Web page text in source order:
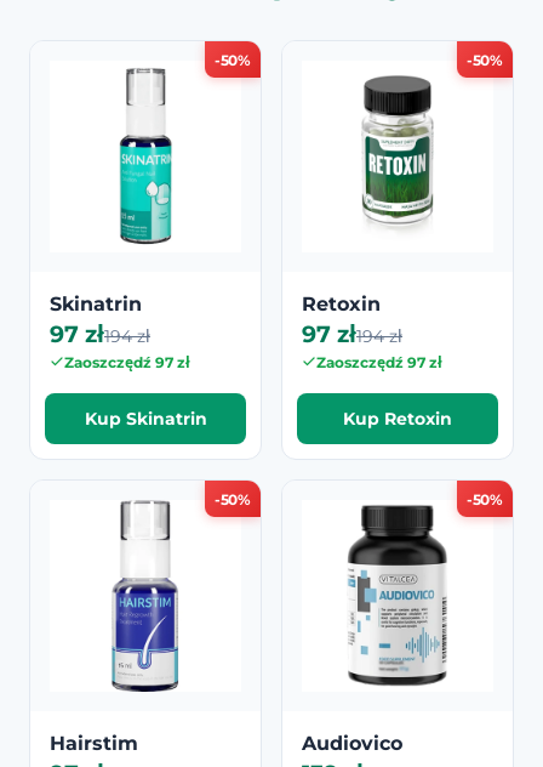
-50%
Skinatrin
97 zł194 zł
Zaoszczędź 97 zł
Kup Skinatrin
-50%
Retoxin
97 zł194 zł
Zaoszczędź 97 zł
Kup Retoxin
-50%
Hairstim
-50%
Audiovico